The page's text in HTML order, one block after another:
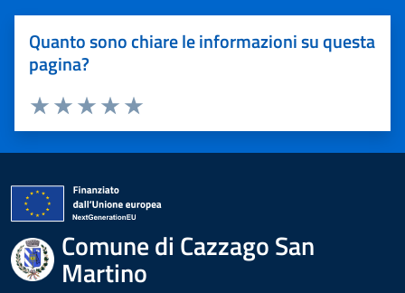
Quanto sono chiare le informazioni su questa
pagina?
Valuta 5 stelle su 5
Valuta 4 stelle su 5
Valuta 3 stelle su 5
Valuta 2 stelle su 5
Valuta 1 stelle su 5
Comune di Cazzago San
Martino